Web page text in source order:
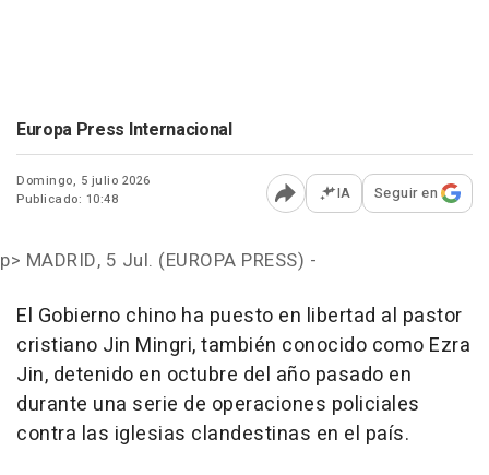
Europa Press Internacional
Domingo, 5 julio 2026
Publicado: 10:48
Abrir opciones para
IA Seguir en
p> MADRID, 5 Jul. (EUROPA PRESS) -
El Gobierno chino ha puesto en libertad al pastor
cristiano Jin Mingri, también conocido como Ezra
Jin, detenido en octubre del año pasado en
durante una serie de operaciones policiales
contra las iglesias clandestinas en el país.